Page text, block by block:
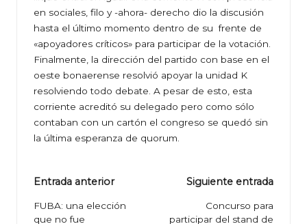
en sociales, filo y -ahora- derecho dio la discusión
hasta el último momento dentro de su frente de
«apoyadores críticos» para participar de la votación.
Finalmente, la dirección del partido con base en el
oeste bonaerense resolvió apoyar la unidad K
resolviendo todo debate. A pesar de esto, esta
corriente acreditó su delegado pero como sólo
contaban con un cartón el congreso se quedó sin
la última esperanza de quorum.
Navegación
de
Entrada anterior
FUBA: una elección
que no fue
Siguiente entrada
Concurso para
participar del stand de